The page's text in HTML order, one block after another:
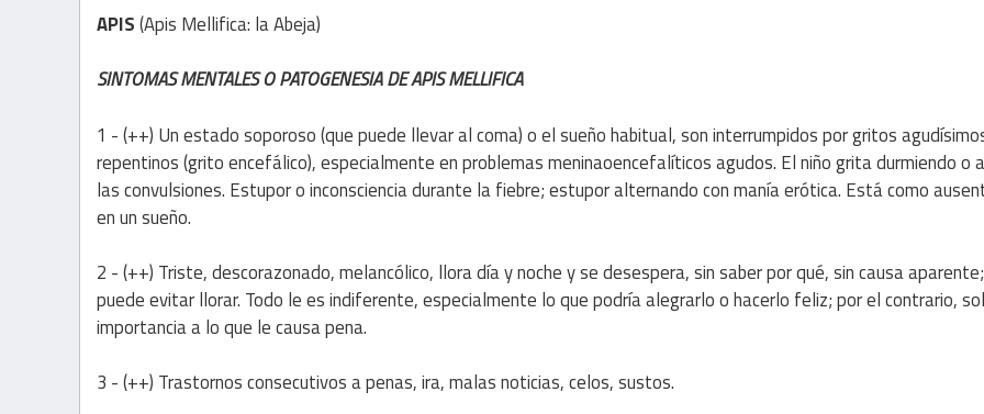
APIS(Apis Mellifica: la Abeja)
SINTOMAS MENTALES O PATOGENESIA DE APIS MELLIFICA
1 - (++) Un estado soporoso (que puede llevar al coma) o el sueño habitual, son interrumpidos por gritos
repentinos (grito encefálico), especialmente en problemas meninaoencefalíticos agudos. El niño grita durmiendo o
las convulsiones. Estupor o inconsciencia durante la fiebre; estupor alternando con manía erótica. Está como
en un sueño.
2 - (++) Triste, descorazonado, melancólico, llora día y noche y se desespera, sin saber por qué, sin causa
puede evitar llorar. Todo le es indiferente, especialmente lo que podría alegrarlo o hacerlo feliz; por el contrario,
importancia a lo que le causa pena.
3 - (++) Trastornos consecutivos a penas, ira, malas noticias, celos, sustos.